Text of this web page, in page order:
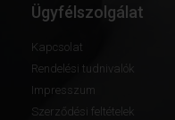
Ügyfélszolgálat
Kapcsolat
Rendelési tudnivalók
Impresszum
Szerződési feltételek